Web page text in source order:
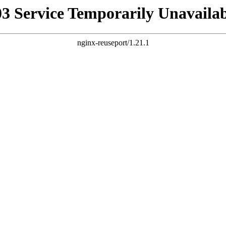
Service Temporarily
nginx-reuseport/1.21.1